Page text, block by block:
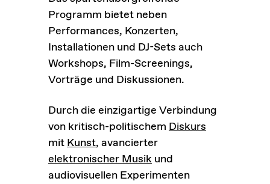
Programm bietet neben
Performances, Konzerten,
Installationen und DJ-Sets auch
Workshops, Film-Screenings,
Vorträge und Diskussionen.
Durch die einzigartige Verbindung
von kritisch-politischem Diskurs
mitKunst, avancierter
elektronischer Musik und
audiovisuellen Experimenten